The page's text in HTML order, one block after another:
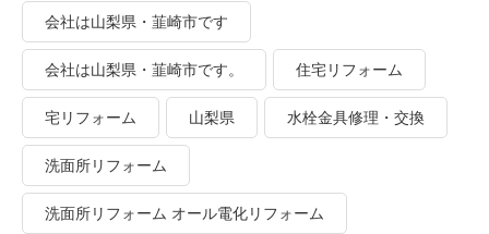
会社は山梨県・韮崎市です
会社は山梨県・韮崎市です。 住宅リフォーム
宅リフォーム 山梨県 水栓金具修理・交換
洗面所リフォーム
洗面所リフォーム オール電化リフォーム